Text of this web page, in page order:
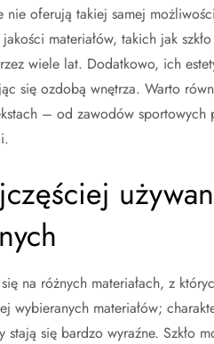
oferują takiej samej
materiałów, takich jak
wiele lat. Dodatkowo, ich
się ozdobą wnętrza. Warto
– od zawodów
na różnych materiałach, z
wybieranych materiałów;
się bardzo wyraźne. Szkło